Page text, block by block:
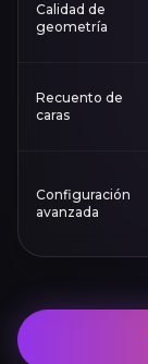
Calidad de
geometría
Recuento de
caras
Configuración
avanzada